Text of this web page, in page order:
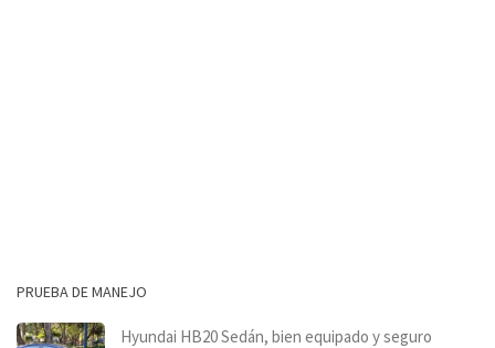
PRUEBA DE MANEJO
Hyundai HB20 Sedán, bien equipado y seguro